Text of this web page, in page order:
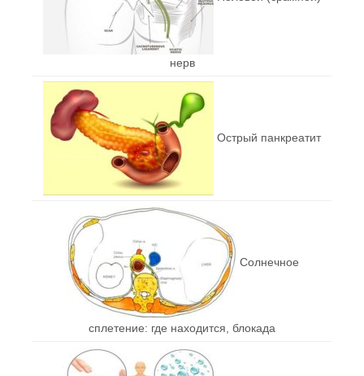
нерв
Острый панкреатит
Солнечное
сплетение: где находится, блокада